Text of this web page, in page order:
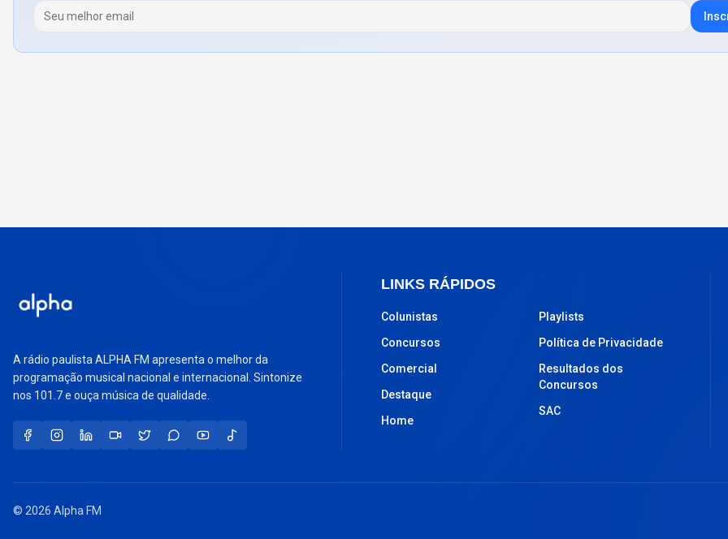
A rádio paulista ALPHA FM apresenta o melhor da
programação musical nacional e internacional. Sintonize
nos 101.7 e ouça música de qualidade.
LINKS RÁPIDOS
Colunistas
Concursos
Comercial
Destaque
Home
Playlists
Política de Privacidade
Resultados dos
Concursos
SAC
© 2026 Alpha FM